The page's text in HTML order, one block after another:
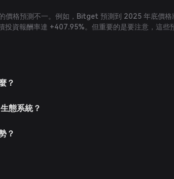
價格預測不一。例如，Bitget 預測到 2025 年底價格
資報酬率達 +407.95%。但重要的是要注意，這些
？
態系統？
？